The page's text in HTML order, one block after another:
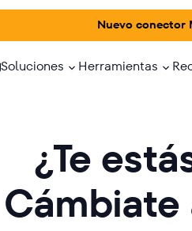
Nuevo conector
Soluciones Herramientas
¿Te
Cámbiate